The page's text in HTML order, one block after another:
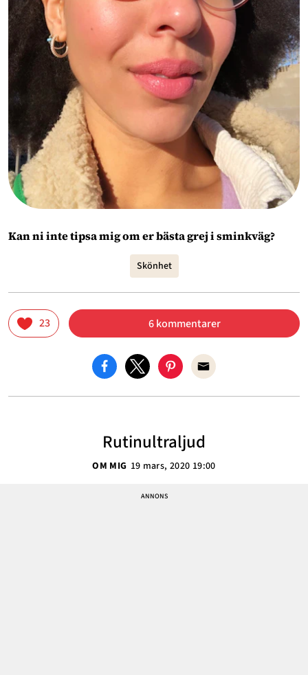
Kan ni inte tipsa mig om er bästa grej i sminkväg?
Skönhet
23 6 kommentarer
Rutinultraljud
OM MIG 19 mars, 2020 19:00